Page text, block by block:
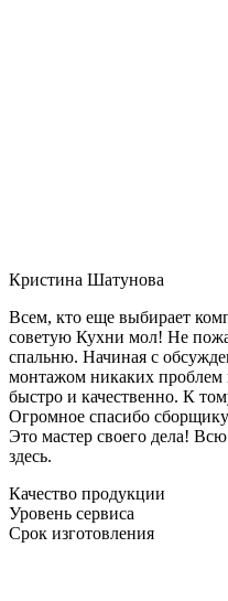
Кристина Шатунова
Всем, кто еще выбирает
советую Кухни мол! Не
спальню. Начиная с
монтажом никаких проблем
быстро и качественно. К
Огромное спасибо сборщику
Это мастер своего дела! Всю
здесь.
Качество продукции
Уровень сервиса
Срок изготовления